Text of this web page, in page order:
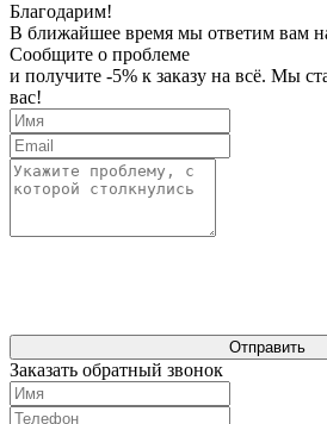
Благодарим!
В ближайшее время мы ответим вам
Сообщите о проблеме
и получите -5% к заказу на всё. Мы
вас!
Отправить
Заказать обратный звонок